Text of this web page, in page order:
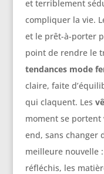
et terriblement
compliquer la vie.
et le prêt-à-porter
point de rendre le
tendances mode
claire, faite
qui claquent. Les
moment se
end, sans changer
meilleure nouvelle
réfléchis, les